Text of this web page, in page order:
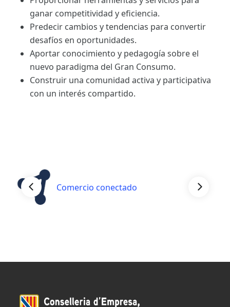
ganar competitividad y eficiencia.
Predecir cambios y tendencias para convertir
desafíos en oportunidades.
Aportar conocimiento y pedagogía sobre el
nuevo paradigma del Gran Consumo.
Construir una comunidad activa y participativa
con un interés compartido.
Comercio conectado